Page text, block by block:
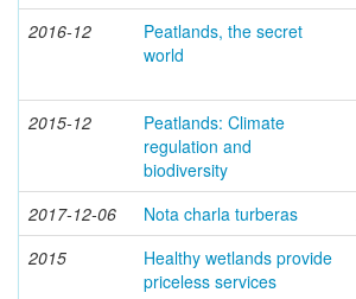
2016-12
Peatlands, the secret
world
2015-12
Peatlands: Climate
regulation and
biodiversity
2017-12-06
Nota charla turberas
2015
Healthy wetlands provide
priceless services